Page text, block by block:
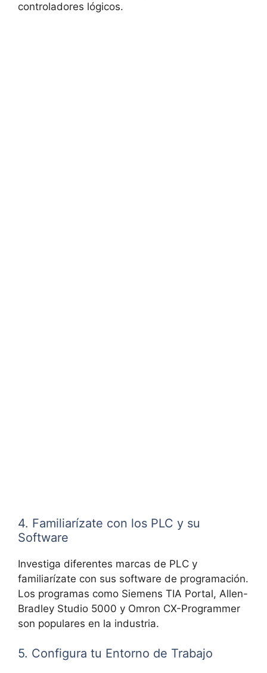
controladores lógicos.
4. Familiarízate con los PLC y su
Software
Investiga diferentes marcas de PLC y
familiarízate con sus software de programación.
Los programas como Siemens TIA Portal, Allen-
Bradley Studio 5000 y Omron CX-Programmer
son populares en la industria.
5. Configura tu Entorno de Trabajo